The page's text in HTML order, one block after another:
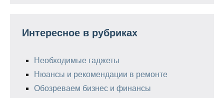
Интересное в рубриках
Необходимые гаджеты
Нюансы и рекомендации в ремонте
Обозреваем бизнес и финансы